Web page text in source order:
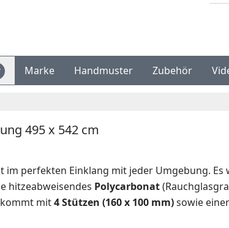
Marke Handmuster Zubehör
495 x 542 cm
im perfekten Einklang mit jeder Umgebung.
hitzeabweisendes Polycarbonat
mit4 Stützen (160 x 100 mm)sowie einer